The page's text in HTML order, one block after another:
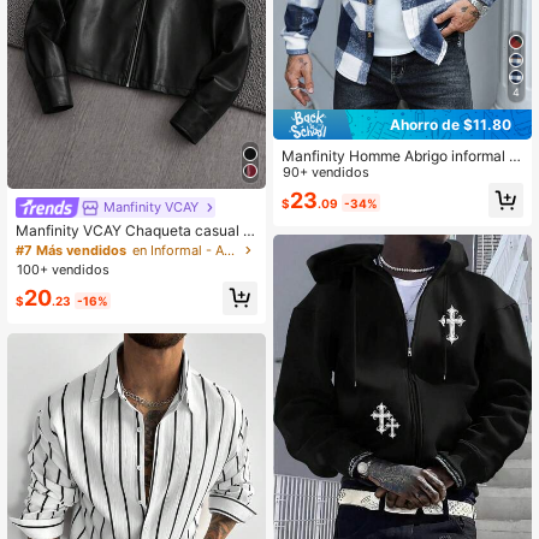
Manfinity VCAY
Manfinity VCAY Chaqueta casual d
e manga larga con cremallera delan
tera abierta y tejido de moda para h
#7 Más vendidos
en Informal - Amekaji Chaquetas y abrigos para hom
100+ vendidos
$20.23 -16%
4
Ahorro de $11.80
Manfinity Homme Abrigo informal d
e manga larga con botones y bolsill
o, estampado a cuadros, para homb
re, otoño/invierno
90+ vendidos
$23.09 -34%